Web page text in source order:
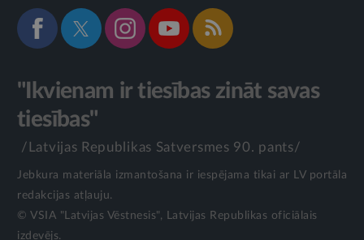
"Ikvienam ir tiesības zināt savas
tiesības"
/Latvijas Republikas Satversmes 90. pants/
Jebkura materiāla izmantošana ir iespējama tikai ar LV portāla
redakcijas atļauju.
© VSIA "Latvijas Vēstnesis", Latvijas Republikas oficiālais
izdevējs.